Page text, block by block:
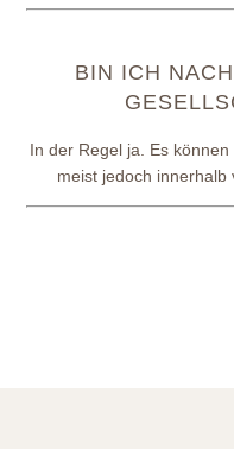
BIN ICH
In der Regel ja. Es
meist jedoch innerhalb